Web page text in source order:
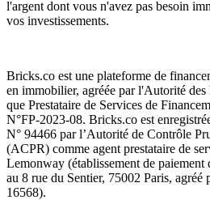
l'argent dont vous n'avez pas besoin
vos investissements.
Bricks.co est une plateforme de
en immobilier, agréée par l'Autorité
que Prestataire de Services de
N°FP-2023-08. Bricks.co est
N° 94466 par l’Autorité de Contrôle
(ACPR) comme agent prestataire de
Lemonway (établissement de paiement
au 8 rue du Sentier, 75002 Paris, agréé
16568).